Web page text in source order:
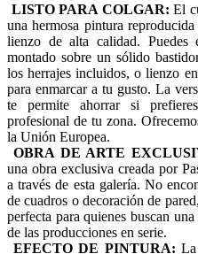
LISTO PARA COLGAR:El
una hermosa pintura
lienzo de alta calidad. Puedes
montado sobre un sólido
los herrajes incluidos, o lienzo
para enmarcar a tu gusto. La
te permite ahorrar si
profesional de tu zona.
la Unión Europea.
OBRA DE ARTE
una obra exclusiva creada por
a través de esta galería. No
de cuadros o decoración de
perfecta para quienes buscan
de las producciones en serie.
EFECTO DE PINTURA: